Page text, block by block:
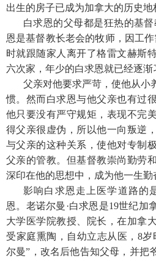
出生的房子已成为加拿大的历史
白求恩的父母都是狂热的基
恩是基督教长老会的牧师，因工
时就跟随家人离开了格雷文赫斯
六次家，年少的白求恩就已经逐
父亲对他要求严苛，使他从小
惯。然而白求恩与他父亲也有过
他只要没有严守规矩，表现不完
得父亲很虚伪，所以他一向叛逆
与父亲的这种关系，使他对专制
父亲的管教。但基督教崇尚勤劳
深印在他的思想中，成为他一生
影响白求恩走上医学道路的
恩。老诺尔曼·白求恩是19世纪加
大学医学院教授、院长，在加拿
受家庭熏陶，自幼立志从医，8
尔曼”，改名后他告知父母，并把